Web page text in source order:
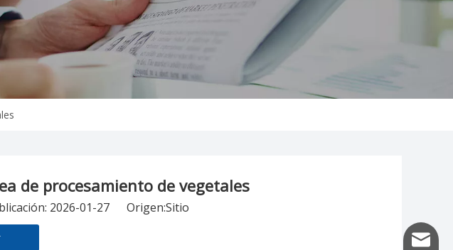
de procesamiento de vegetales
2026-01-27 Origen:Sitio